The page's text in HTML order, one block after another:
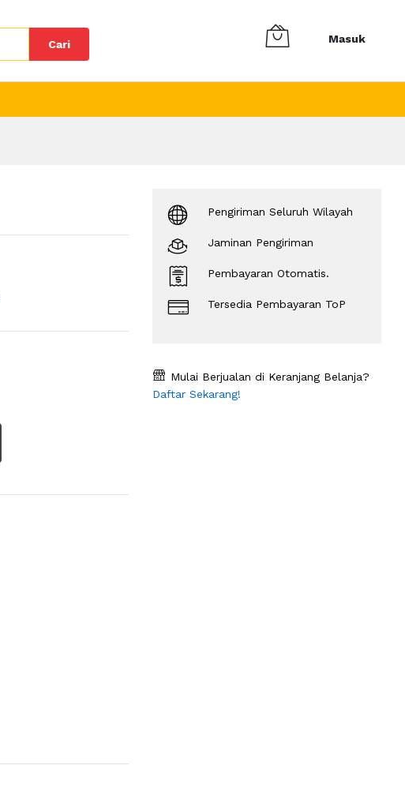
Cari Masuk
Pengiriman Seluruh Wilayah
Jaminan Pengiriman
Pembayaran Otomatis.
Tersedia Pembayaran ToP
Mulai Berjualan di Keranjang Belanja?
Daftar Sekarang!